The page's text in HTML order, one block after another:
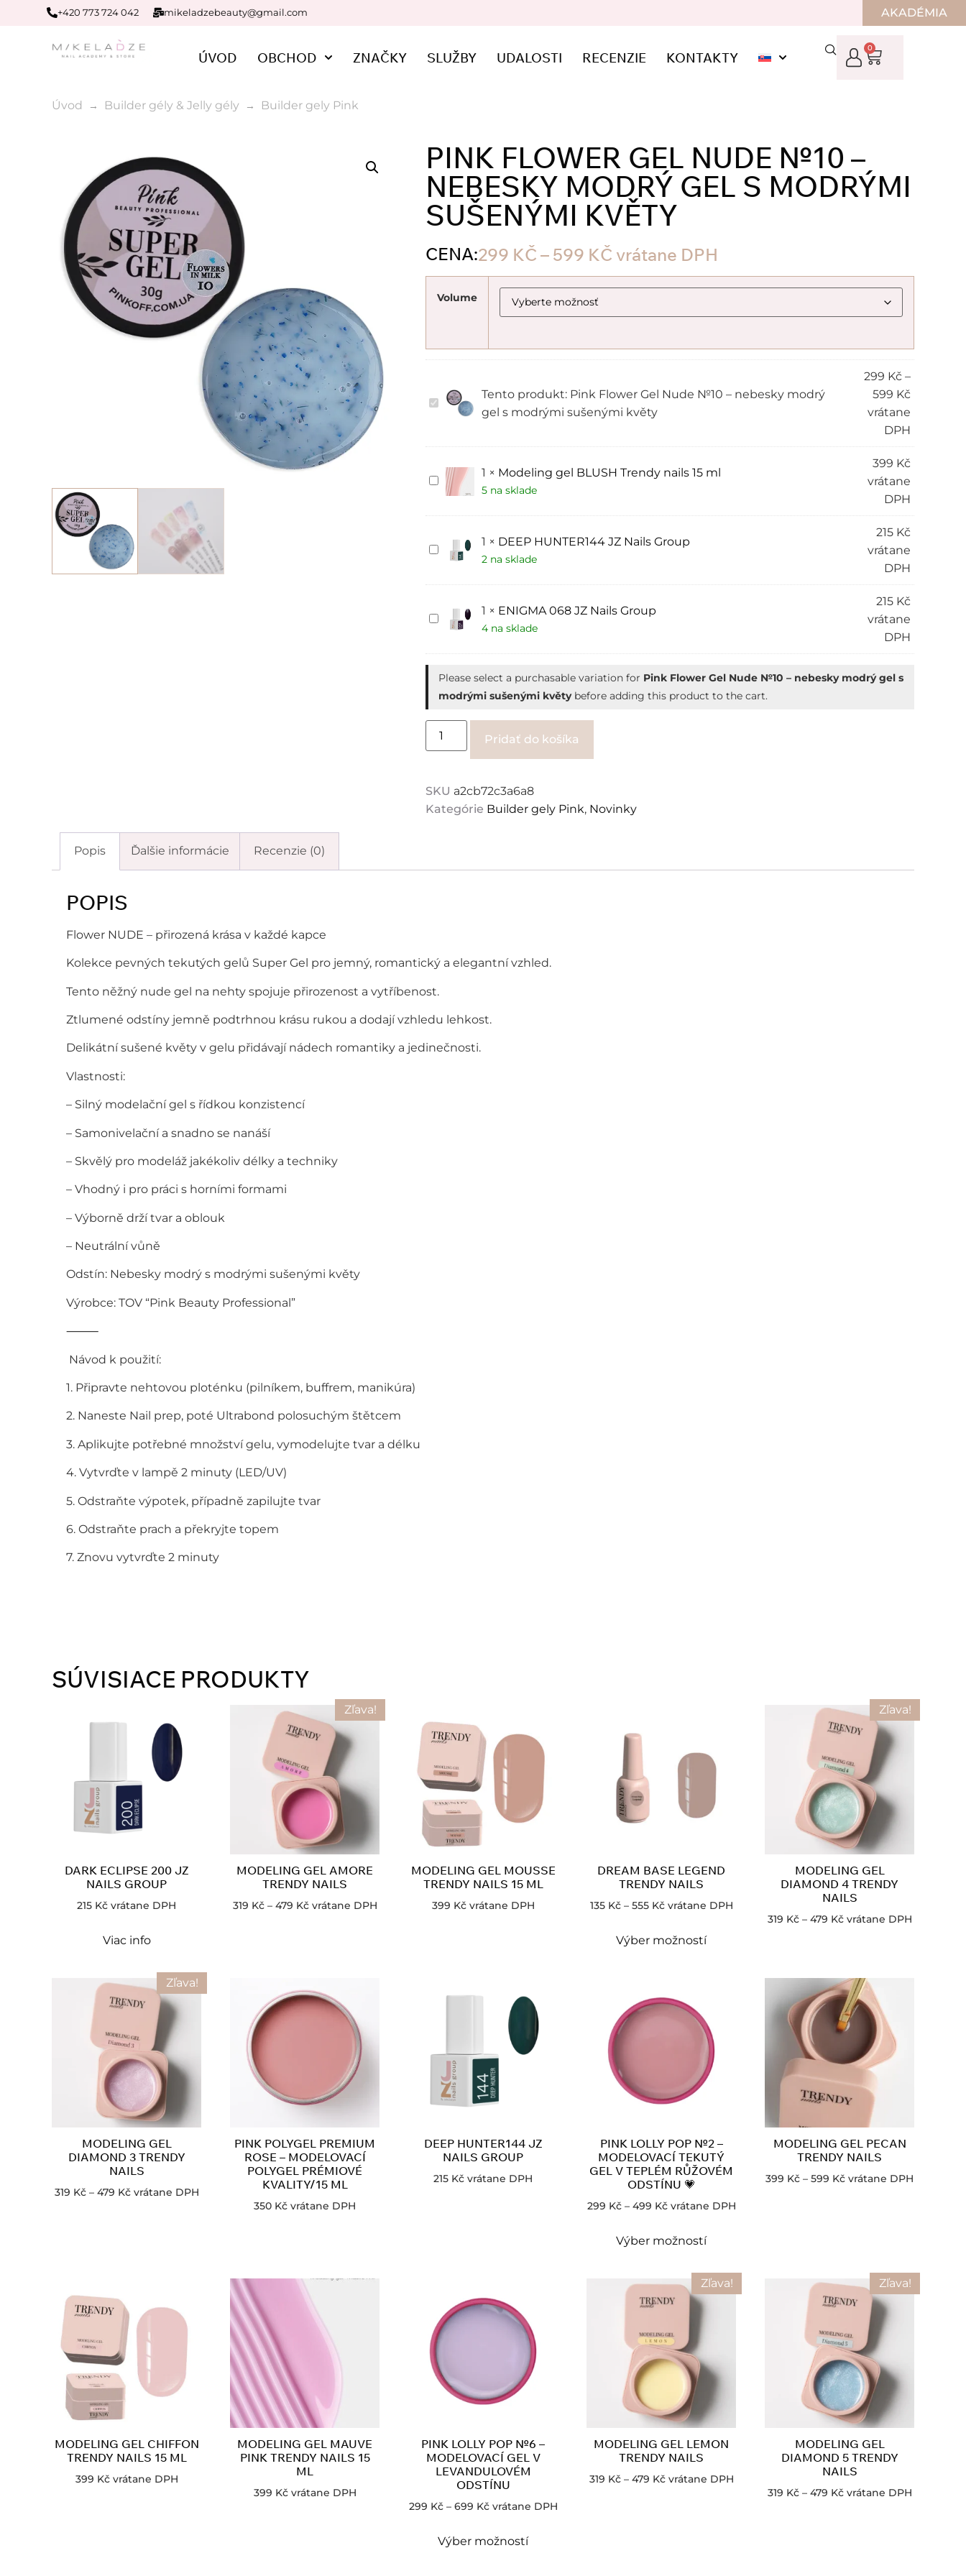
+420 773 724 042 mikeladzebeauty@gmail.com AKADÉMIA
ÚVOD OBCHOD ZNAČKY SLUŽBY UDALOSTI RECENZIE KONTAKTY
0
Úvod Builder gély & Jelly gély Builder gely Pink
PINK FLOWER GEL NUDE №10 –
NEBESKY MODRÝ GEL S MODRÝMI
SUŠENÝMI KVĚTY
CENA:299 KČ – 599 KČ vrátane DPH
Volume
Pink
Flower
№10
nebesky
modrý
gel
modrými
květy
Tento produkt: Pink Flower Gel Nude №10 – nebesky modrý
gel s modrými sušenými květy
299 Kč –
599 Kč
vrátane
DPH
Modeling
gel
Trendy
ml
1 × Modeling gel BLUSH Trendy nails 15 ml
5 na sklade
399 Kč
vrátane
DPH
DEEP
HUNTER144
Nails
1 × DEEP HUNTER144 JZ Nails Group
2 na sklade
215 Kč
vrátane
DPH
ENIGMA
068
Nails
1 × ENIGMA 068 JZ Nails Group
4 na sklade
215 Kč
vrátane
DPH
Please select a purchasable variation for Pink Flower Gel Nude №10 – nebesky modrý gel s
modrými sušenými květybefore adding this product to the cart.
Pridať do košíka
SKU a2cb72c3a6a8
Kategórie Builder gely Pink, Novinky
Popis Ďalšie informácie Recenzie (0)
POPIS
Flower NUDE – přirozená krása v každé kapce
Kolekce pevných tekutých gelů Super Gel pro jemný, romantický a elegantní vzhled.
Tento něžný nude gel na nehty spojuje přirozenost a vytříbenost.
Ztlumené odstíny jemně podtrhnou krásu rukou a dodají vzhledu lehkost.
Delikátní sušené květy v gelu přidávají nádech romantiky a jedinečnosti.
Vlastnosti:
– Silný modelační gel s řídkou konzistencí
– Samonivelační a snadno se nanáší
– Skvělý pro modeláž jakékoliv délky a techniky
– Vhodný i pro práci s horními formami
– Výborně drží tvar a oblouk
– Neutrální vůně
Odstín: Nebesky modrý s modrými sušenými květy
Výrobce: TOV “Pink Beauty Professional”
⸻
️ Návod k použití:
1. Připravte nehtovou ploténku (pilníkem, buffrem, manikúra)
2. Naneste Nail prep, poté Ultrabond polosuchým štětcem
3. Aplikujte potřebné množství gelu, vymodelujte tvar a délku
4. Vytvrďte v lampě 2 minuty (LED/UV)
5. Odstraňte výpotek, případně zapilujte tvar
6. Odstraňte prach a překryjte topem
7. Znovu vytvrďte 2 minuty
SÚVISIACE PRODUKTY
DARK ECLIPSE 200 JZ
NAILS GROUP
215 Kč vrátane DPH
Viac info
Zľava!
MODELING GEL AMORE
TRENDY NAILS
319 Kč – 479 Kč vrátane DPH
MODELING GEL MOUSSE
TRENDY NAILS 15 ML
399 Kč vrátane DPH
DREAM BASE LEGEND
TRENDY NAILS
135 Kč – 555 Kč vrátane DPH
Výber možností
Zľava!
MODELING GEL
DIAMOND 4 TRENDY
NAILS
319 Kč – 479 Kč vrátane DPH
Zľava!
MODELING GEL
DIAMOND 3 TRENDY
NAILS
319 Kč – 479 Kč vrátane DPH
PINK POLYGEL PREMIUM
ROSE – MODELOVACÍ
POLYGEL PRÉMIOVÉ
KVALITY/15 ML
350 Kč vrátane DPH
DEEP HUNTER144 JZ
NAILS GROUP
215 Kč vrátane DPH
PINK LOLLY POP №2 –
MODELOVACÍ TEKUTÝ
GEL V TEPLÉM RŮŽOVÉM
ODSTÍNU 💗
299 Kč – 499 Kč vrátane DPH
Výber možností
MODELING GEL PECAN
TRENDY NAILS
399 Kč – 599 Kč vrátane DPH
MODELING GEL CHIFFON
TRENDY NAILS 15 ML
399 Kč vrátane DPH
MODELING GEL MAUVE
PINK TRENDY NAILS 15
ML
399 Kč vrátane DPH
PINK LOLLY POP №6 –
MODELOVACÍ GEL V
LEVANDULOVÉM
ODSTÍNU
299 Kč – 699 Kč vrátane DPH
Výber možností
Zľava!
MODELING GEL LEMON
TRENDY NAILS
319 Kč – 479 Kč vrátane DPH
Zľava!
MODELING GEL
DIAMOND 5 TRENDY
NAILS
319 Kč – 479 Kč vrátane DPH